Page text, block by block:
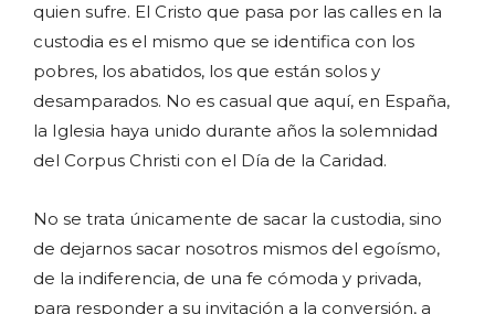
quien sufre. El Cristo que pasa por las calles en la
custodia es el mismo que se identifica con los
pobres, los abatidos, los que están solos y
desamparados. No es casual que aquí, en España,
la Iglesia haya unido durante años la solemnidad
del Corpus Christi con el Día de la Caridad.
No se trata únicamente de sacar la custodia, sino
de dejarnos sacar nosotros mismos del egoísmo,
de la indiferencia, de una fe cómoda y privada,
para responder a su invitación a la conversión, a